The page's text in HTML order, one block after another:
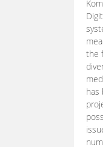
the
has